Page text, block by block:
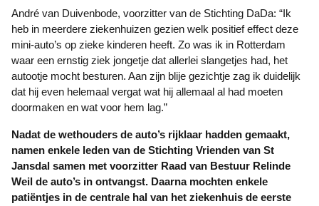
André van Duivenbode, voorzitter van de Stichting DaDa: “Ik
heb in meerdere ziekenhuizen gezien welk positief effect deze
mini-auto’s op zieke kinderen heeft. Zo was ik in Rotterdam
waar een ernstig ziek jongetje dat allerlei slangetjes had, het
autootje mocht besturen. Aan zijn blije gezichtje zag ik duidelijk
dat hij even helemaal vergat wat hij allemaal al had moeten
doormaken en wat voor hem lag.”
Nadat de wethouders de auto’s rijklaar hadden gemaakt,
namen enkele leden van de Stichting Vrienden van St
Jansdal samen met voorzitter Raad van Bestuur Relinde
Weil de auto’s in ontvangst. Daarna mochten enkele
patiëntjes in de centrale hal van het ziekenhuis de eerste